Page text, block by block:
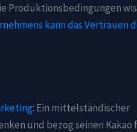
kann das Vertrauen
: Ein mittelständischer
und bezog seinen Kakao